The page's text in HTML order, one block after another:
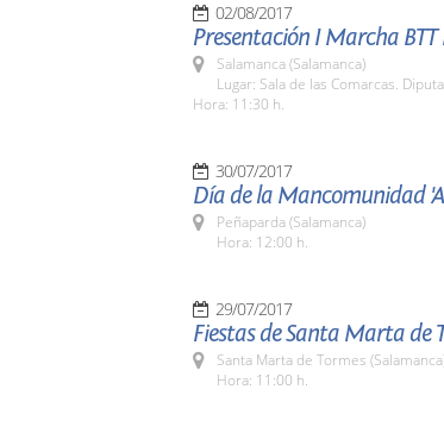
02/08/2017
Presentación I Marcha
Salamanca (Salamanca)
Lugar: Sala de las Comarcas.
Hora: 11:30 h.
30/07/2017
Día de la Mancomunidad
Peñaparda (Salamanca)
Hora: 12:00 h.
29/07/2017
Fiestas de Santa Marta de
Santa Marta de Tormes
Hora: 11:00 h.